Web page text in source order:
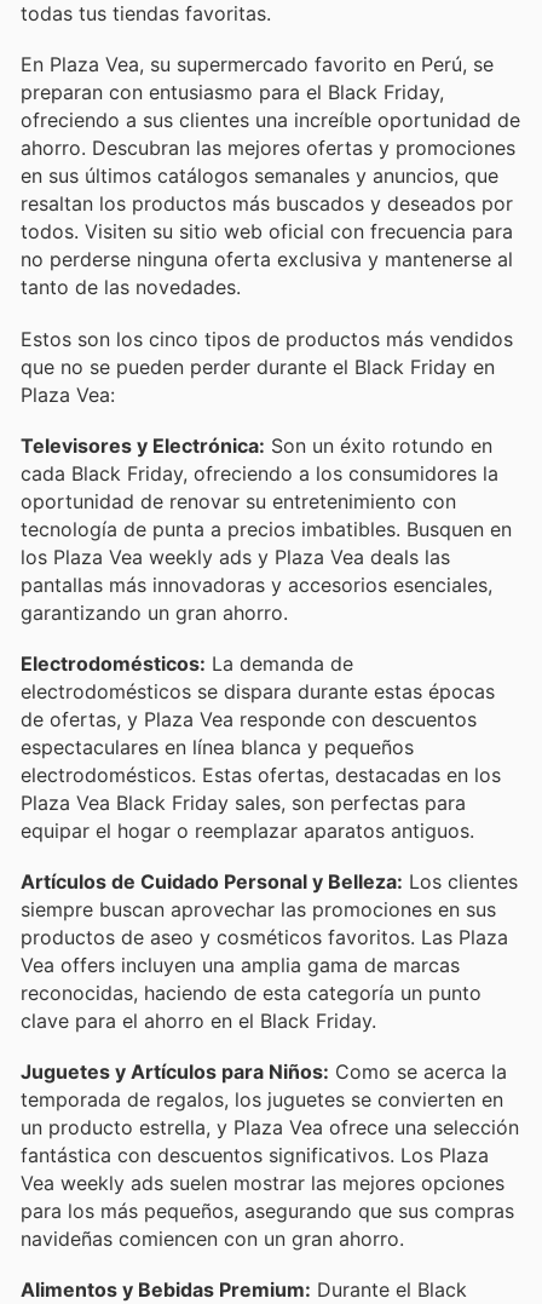
todas tus tiendas favoritas.
En Plaza Vea, su supermercado favorito en Perú, se
preparan con entusiasmo para el Black Friday,
ofreciendo a sus clientes una increíble oportunidad de
ahorro. Descubran las mejores ofertas y promociones
en sus últimos catálogos semanales y anuncios, que
resaltan los productos más buscados y deseados por
todos. Visiten su sitio web oficial con frecuencia para
no perderse ninguna oferta exclusiva y mantenerse al
tanto de las novedades.
Estos son los cinco tipos de productos más vendidos
que no se pueden perder durante el Black Friday en
Plaza Vea:
Televisores y Electrónica: Son un éxito rotundo en
cada Black Friday, ofreciendo a los consumidores la
oportunidad de renovar su entretenimiento con
tecnología de punta a precios imbatibles. Busquen en
los Plaza Vea weekly ads y Plaza Vea deals las
pantallas más innovadoras y accesorios esenciales,
garantizando un gran ahorro.
Electrodomésticos: La demanda de
electrodomésticos se dispara durante estas épocas
de ofertas, y Plaza Vea responde con descuentos
espectaculares en línea blanca y pequeños
electrodomésticos. Estas ofertas, destacadas en los
Plaza Vea Black Friday sales, son perfectas para
equipar el hogar o reemplazar aparatos antiguos.
Artículos de Cuidado Personal y Belleza: Los clientes
siempre buscan aprovechar las promociones en sus
productos de aseo y cosméticos favoritos. Las Plaza
Vea offers incluyen una amplia gama de marcas
reconocidas, haciendo de esta categoría un punto
clave para el ahorro en el Black Friday.
Juguetes y Artículos para Niños: Como se acerca la
temporada de regalos, los juguetes se convierten en
un producto estrella, y Plaza Vea ofrece una selección
fantástica con descuentos significativos. Los Plaza
Vea weekly ads suelen mostrar las mejores opciones
para los más pequeños, asegurando que sus compras
navideñas comiencen con un gran ahorro.
Alimentos y Bebidas Premium: Durante el Black